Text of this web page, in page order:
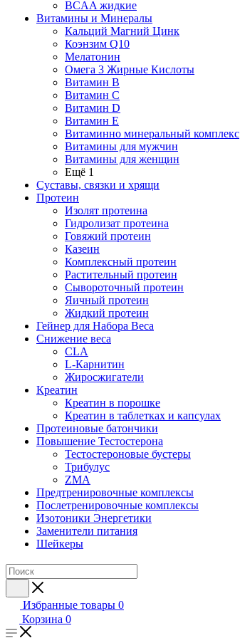
BCAA жидкие
Витамины и Минералы
Кальций Магний Цинк
Коэнзим Q10
Мелатонин
Омега 3 Жирные Кислоты
Витамин B
Витамин C
Витамин D
Витамин E
Витаминно минеральный комплекс
Витамины для мужчин
Витамины для женщин
Ещё 1
Суставы, связки и хрящи
Протеин
Изолят протеина
Гидролизат протеина
Говяжий протеин
Казеин
Комплексный протеин
Растительный протеин
Сывороточный протеин
Яичный протеин
Жидкий протеин
Гейнер для Набора Веса
Снижение веса
CLA
L-Карнитин
Жиросжигатели
Креатин
Креатин в порошке
Креатин в таблетках и капсулах
Протеиновые батончики
Повышение Тестостерона
Тестостероновые бустеры
Трибулус
ZMA
Предтренировочные комплексы
Послетренировочные комплексы
Изотоники Энергетики
Заменители питания
Шейкеры
Избранные товары 0
Корзина 0